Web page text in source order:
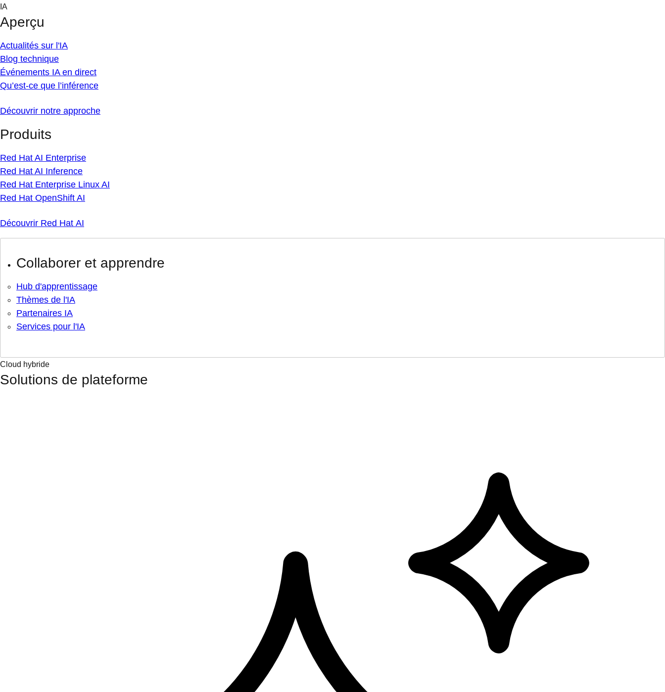
Skip
content
IA
Aperçu
Actualités sur l'IA
Blog technique
Événements IA en direct
Qu’est-ce que l’inférence
Découvrir notre approche
Produits
Red Hat AI Enterprise
Red Hat AI Inference
Red Hat Enterprise Linux AI
Red Hat OpenShift AI
Découvrir Red Hat AI
Collaborer et apprendre
Hub d'apprentissage
Thèmes de l'IA
Partenaires IA
Services pour l'IA
Cloud hybride
Solutions de plateforme